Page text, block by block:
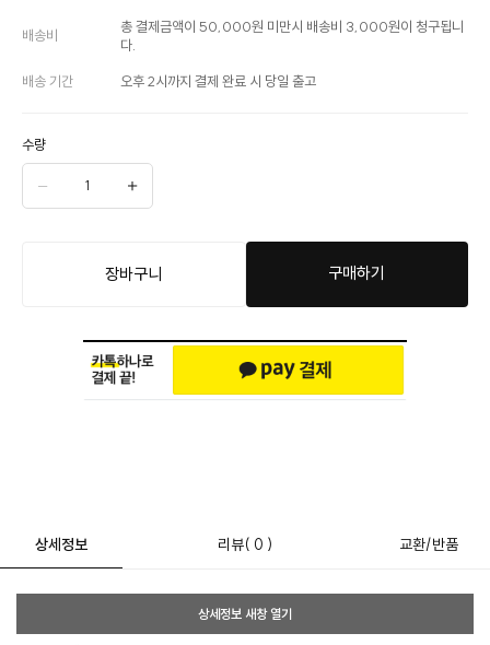
배송비
총 결제금액이 50,000원 미만시 배송비 3,000원이 청구됩니
다.
배송 기간 오후 2시까지 결제 완료 시 당일 출고
수량
장바구니 구매하기
상세정보 리뷰( 0 ) 교환/반품
상세정보 새창 열기